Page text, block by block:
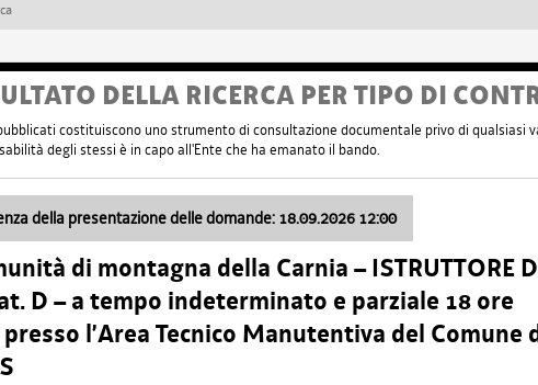
DELLA RICERCA PER TIPO DI
costituiscono uno strumento di consultazione documentale privo di qualsiasi
degli stessi è in capo all'Ente che ha emanato il bando.
della presentazione delle domande: 18.09.2026 12:00
di montagna della Carnia – ISTRUTTORE
D – a tempo indeterminato e parziale 18 ore
l’Area Tecnico Manutentiva del Comune